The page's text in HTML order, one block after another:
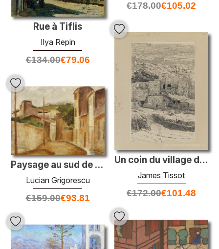
€178.00€105.02
Rue à Tiflis
Ilya Repin
€134.00€79.06
Un coin du village de Siloam
James Tissot
€172.00€101.48
Paysage au sud de la France
Lucian Grigorescu
€159.00€93.81